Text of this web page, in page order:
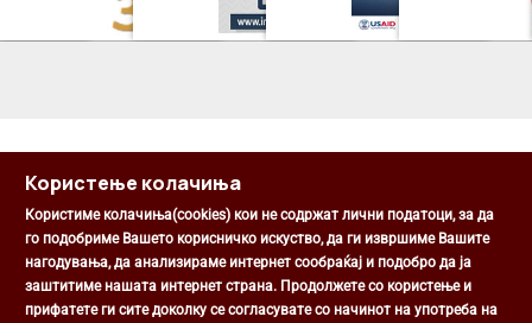
Општина Центар
Михаил Цоков бр. 1, Скопје
Користење колачиња
Користиме колачиња(cookies) кои не содржат лични податоци, за да
го подобриме Вашето корисничко искуство, да ги извршиме Вашите
нагодувања, да анализираме интернет сообраќај и подобро да ја
заштитиме нашата интернет страна. Продолжете со користење и
прифатете ги сите доколку се согласувате со начинот на употреба на